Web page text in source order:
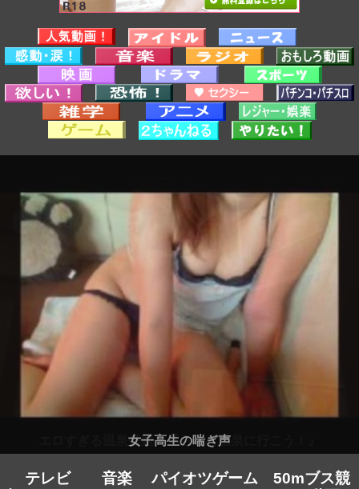
女子高生の喘ぎ声
テレビ 音楽 パイオツゲーム
50mブス競